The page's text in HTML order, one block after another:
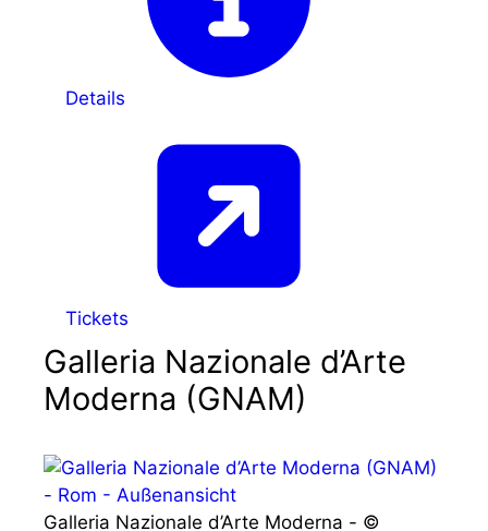
Details
Tickets
Galleria Nazionale d’Arte
Moderna (GNAM)
Galleria Nazionale d’Arte Moderna - ©